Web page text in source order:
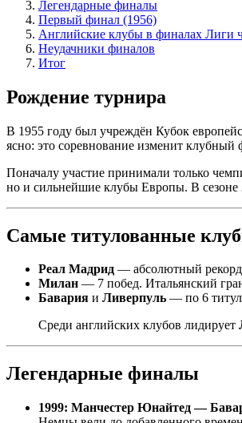
Легендарные финалы
Первый финал (1956)
Английские клубы в финалах Лиги
Неудачники финалов
Итог
Рождение турнира
В 1955 году был учреждён Кубок
ясно: это соревнование изменит клубный
Поначалу участие принимали только
но и сильнейшие клубы Европы. В сезоне
Самые титулованные
Реал Мадрид — абсолютный
Милан — 7 побед. Итальянский
Бавария и Ливерпуль — по 6
Среди английских клубов лидирует
Легендарные финалы
1999: Манчестер Юнайтед —